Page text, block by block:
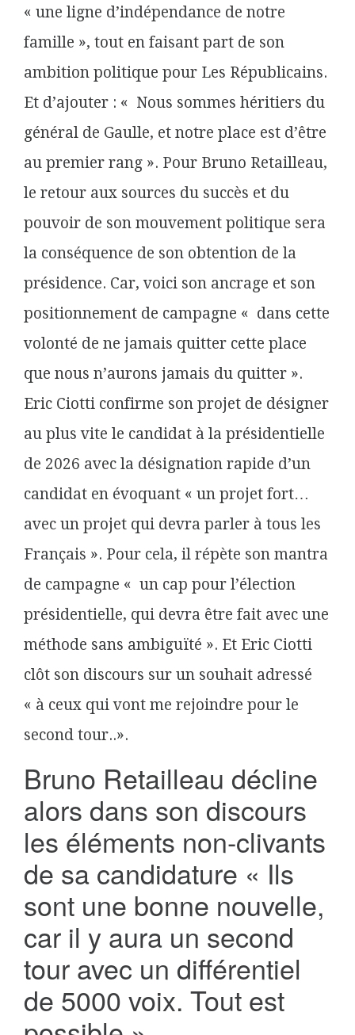
« une ligne d’indépendance de notre
famille », tout en faisant part de son
ambition politique pour Les Républicains.
Et d’ajouter : « Nous sommes héritiers du
général de Gaulle, et notre place est d’être
au premier rang ». Pour Bruno Retailleau,
le retour aux sources du succès et du
pouvoir de son mouvement politique sera
la conséquence de son obtention de la
présidence. Car, voici son ancrage et son
positionnement de campagne « dans cette
volonté de ne jamais quitter cette place
que nous n’aurons jamais du quitter ».
Eric Ciotti confirme son projet de désigner
au plus vite le candidat à la présidentielle
de 2026 avec la désignation rapide d’un
candidat en évoquant « un projet fort…
avec un projet qui devra parler à tous les
Français ». Pour cela, il répète son mantra
de campagne « un cap pour l’élection
présidentielle, qui devra être fait avec une
méthode sans ambiguïté ». Et Eric Ciotti
clôt son discours sur un souhait adressé
« à ceux qui vont me rejoindre pour le
second tour..».
Bruno Retailleau décline
alors dans son discours
les éléments non-clivants
de sa candidature « Ils
sont une bonne nouvelle,
car il y aura un second
tour avec un différentiel
de 5000 voix. Tout est